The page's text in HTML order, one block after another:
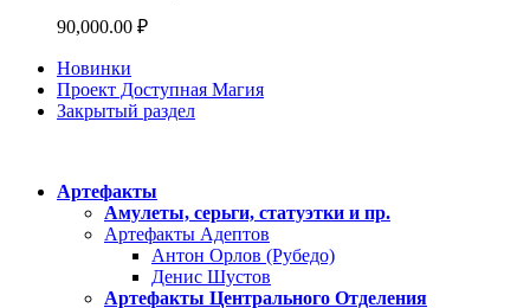
90,000.00 ₽
Новинки
Проект Доступная Магия
Закрытый раздел
Артефакты
Амулеты, серьги, статуэтки и пр.
Артефакты Адептов
Антон Орлов (Рубедо)
Денис Шустов
Артефакты Центрального Отделения